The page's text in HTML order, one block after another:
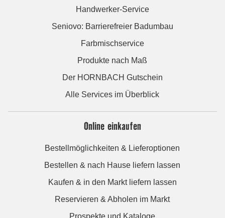
Handwerker-Service
Seniovo: Barrierefreier Badumbau
Farbmischservice
Produkte nach Maß
Der HORNBACH Gutschein
Alle Services im Überblick
Online einkaufen
Bestellmöglichkeiten & Lieferoptionen
Bestellen & nach Hause liefern lassen
Kaufen & in den Markt liefern lassen
Reservieren & Abholen im Markt
Prospekte und Kataloge